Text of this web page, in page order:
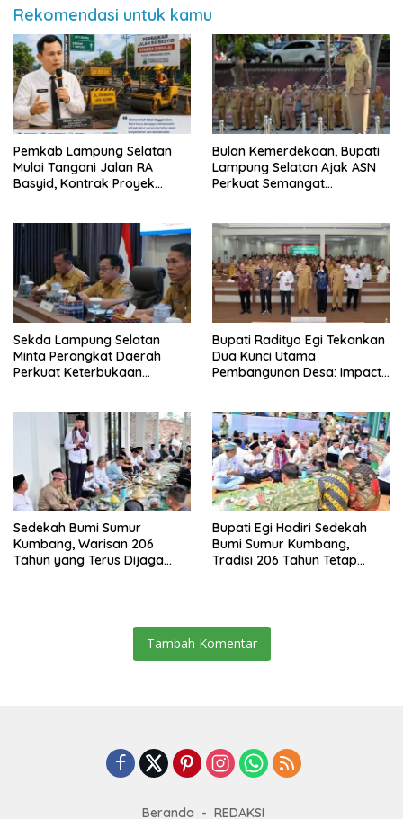
Rekomendasi untuk kamu
Pemkab Lampung Selatan
Mulai Tangani Jalan RA
Basyid, Kontrak Proyek
Bulan Kemerdekaan, Bupati
Lampung Selatan Ajak ASN
Perkuat Semangat
Sekda Lampung Selatan
Minta Perangkat Daerah
Perkuat Keterbukaan
Bupati Radityo Egi Tekankan
Dua Kunci Utama
Pembangunan Desa: Impact
Sedekah Bumi Sumur
Kumbang, Warisan 206
Tahun yang Terus Dijaga
Bupati Egi Hadiri Sedekah
Bumi Sumur Kumbang,
Tradisi 206 Tahun Tetap
Tambah Komentar
Beranda REDAKSI